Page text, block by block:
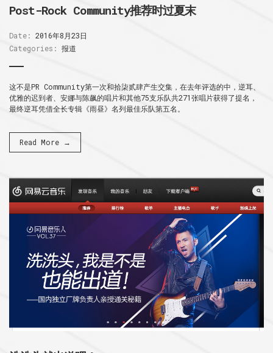
Post-Rock Community推荐时过夏末
Date: 2016年8月23日
Categories: 报道
这不是PR Community第一次和拾柒贰肆产生交集，在去年评选的中，逆耳、
优雅的迟到者、安娜与陈飙的唱片和其他75支乐队共271张唱片获得了提名，
最终逆耳凭借全长专辑《雨昼》名列最佳乐队第五名。
Read More →